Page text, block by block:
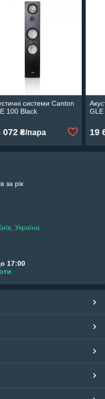
системи Canton
100 Black
072₴/пара 19
за рік
Україна
17:00